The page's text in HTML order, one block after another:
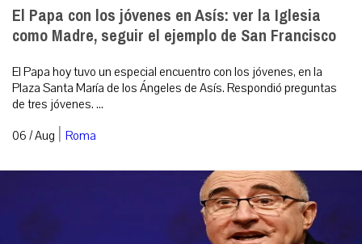
El Papa con los jóvenes en Asís: ver la Iglesia
como Madre, seguir el ejemplo de San Francisco
El Papa hoy tuvo un especial encuentro con los jóvenes, en la
Plaza Santa María de los Ángeles de Asís. Respondió preguntas
de tres jóvenes. ...
06 / Aug | Roma